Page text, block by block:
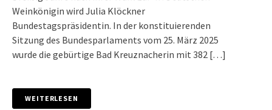
Weinkönigin wird Julia Klöckner
Bundestagspräsidentin. In der konstituierenden
Sitzung des Bundesparlaments vom 25. März 2025
wurde die gebürtige Bad Kreuznacherin mit 382 […]
WEITERLESEN